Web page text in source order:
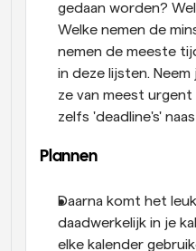
gedaan worden?
Welke nemen de
nemen de meeste
in deze lijsten.
ze van meest
zelfs 'deadline's'
Plannen
Daarna komt het
daadwerkelijk in je
elke kalender